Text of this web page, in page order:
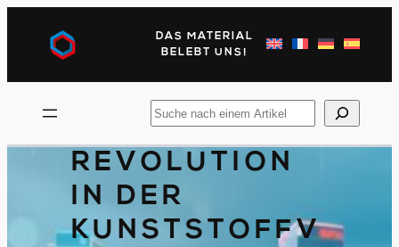
DAS MATERIAL
BELEBT UNS!
Suchen
Sie
nach
REVOLUTION
IN DER
KUNSTSTOFFV